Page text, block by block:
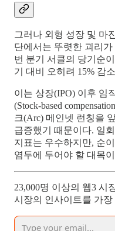
그러나 외형 성장 및 마
단에서는 뚜렷한 괴리가
번 분기 서클의 당기순
기 대비 오히려 15% 감
이는 상장(IPO) 이후 임
(Stock-based
크(Arc) 메인넷 런칭을
급증했기 때문이다. 일
지표는 우수하지만, 순
염두에 두어야 할 대목
23,000명 이상의 웹3 시
시장의 인사이트를 가